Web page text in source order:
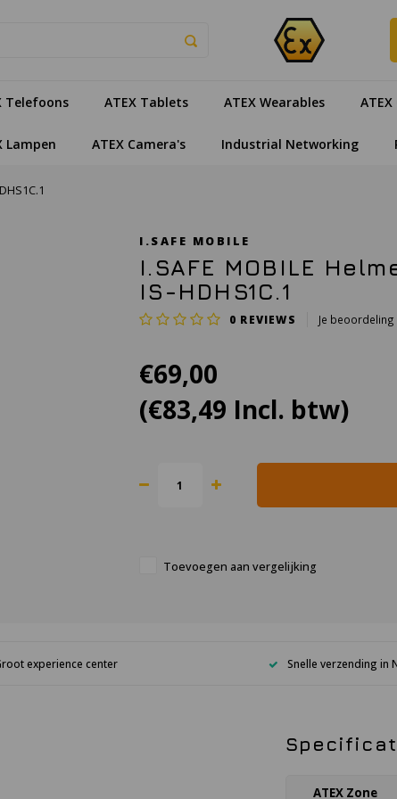
Telefoons ATEX Tablets ATEX Wearables
Lampen ATEX Camera's Industrial Networking
I.SAFE MOBILE
I.SAFE MOBILE
IS-HDHS1C.1
0 REVIEWS Je
€69,00
(€83,49 Incl. btw)
Toevoegen aan vergelijking
experience center Snelle verzending in
ATEX Zone